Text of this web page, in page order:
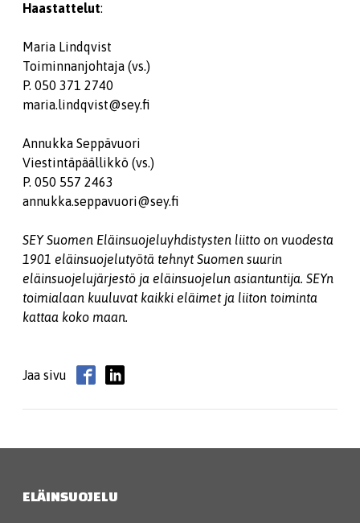
Haastattelut:
Maria Lindqvist
Toiminnanjohtaja (vs.)
P. 050 371 2740
maria.lindqvist@sey.fi
Annukka Seppävuori
Viestintäpäällikkö (vs.)
P. 050 557 2463
annukka.seppavuori@sey.fi
SEY Suomen Eläinsuojeluyhdistysten liitto on vuodesta
1901 eläinsuojelutyötä tehnyt Suomen suurin
eläinsuojelujärjestö ja eläinsuojelun asiantuntija. SEYn
toimialaan kuuluvat kaikki eläimet ja liiton toiminta
kattaa koko maan.
Jaa sivu
ELÄINSUOJELU